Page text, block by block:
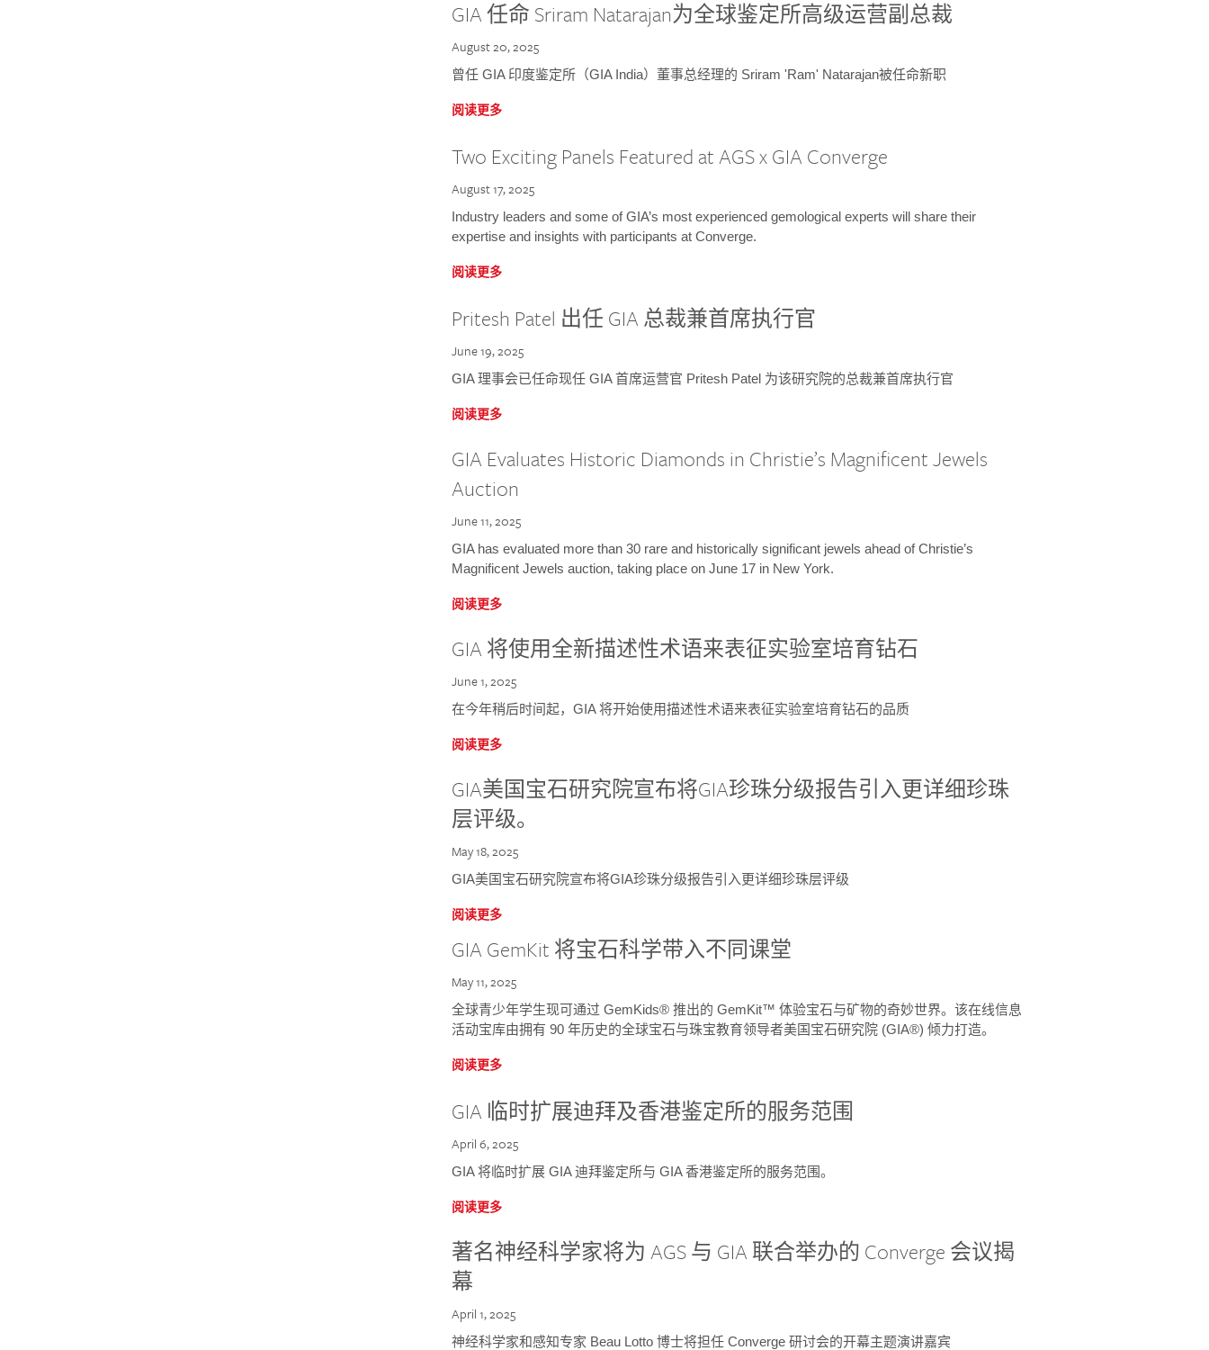
GIA 任命 Sriram Natarajan为全球鉴定所高级运营副总裁
August 20, 2025
曾任 GIA 印度鉴定所（GIA India）董事总经理的 Sriram 'Ram' Natarajan被任命新职
阅读更多
Two Exciting Panels Featured at AGS x GIA Converge
August 17, 2025
Industry leaders and some of GIA’s most experienced gemological experts will share their
expertise and insights with participants at Converge.
阅读更多
Pritesh Patel 出任 GIA 总裁兼首席执行官
June 19, 2025
GIA 理事会已任命现任 GIA 首席运营官 Pritesh Patel 为该研究院的总裁兼首席执行官
阅读更多
GIA Evaluates Historic Diamonds in Christie’s Magnificent Jewels
Auction
June 11, 2025
GIA has evaluated more than 30 rare and historically significant jewels ahead of Christie’s
Magnificent Jewels auction, taking place on June 17 in New York.
阅读更多
GIA 将使用全新描述性术语来表征实验室培育钻石
June 1, 2025
在今年稍后时间起，GIA 将开始使用描述性术语来表征实验室培育钻石的品质
阅读更多
GIA美国宝石研究院宣布将GIA珍珠分级报告引入更详细珍珠
层评级。
May 18, 2025
GIA美国宝石研究院宣布将GIA珍珠分级报告引入更详细珍珠层评级
阅读更多
GIA GemKit 将宝石科学带入不同课堂
May 11, 2025
全球青少年学生现可通过 GemKids® 推出的 GemKit™ 体验宝石与矿物的奇妙世界。该在线信息
活动宝库由拥有 90 年历史的全球宝石与珠宝教育领导者美国宝石研究院 (GIA®) 倾力打造。
阅读更多
GIA 临时扩展迪拜及香港鉴定所的服务范围
April 6, 2025
GIA 将临时扩展 GIA 迪拜鉴定所与 GIA 香港鉴定所的服务范围。
阅读更多
著名神经科学家将为 AGS 与 GIA 联合举办的 Converge 会议揭
幕
April 1, 2025
神经科学家和感知专家 Beau Lotto 博士将担任 Converge 研讨会的开幕主题演讲嘉宾